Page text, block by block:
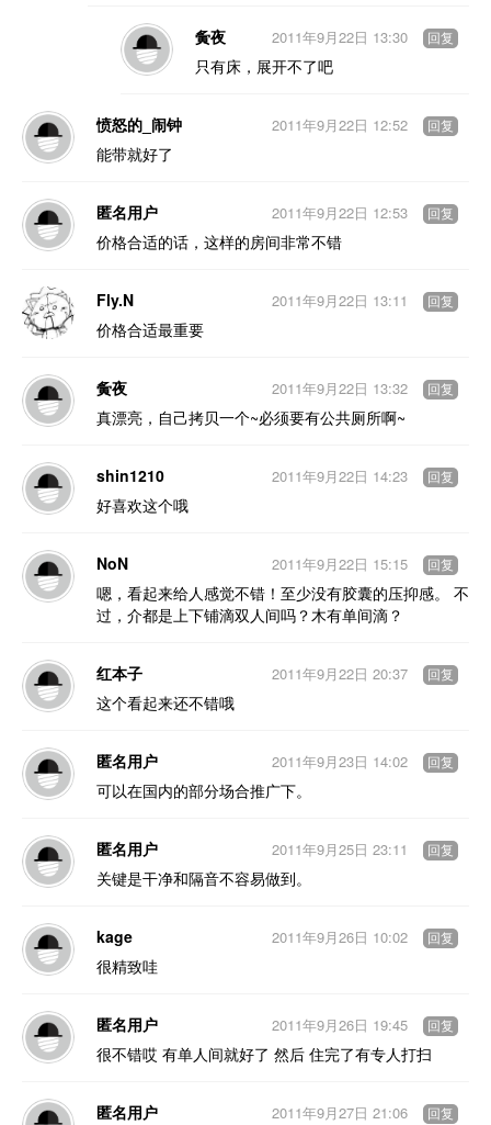
夤夜
只有床，展开不了吧
2011年9月22日 13:30 回复
愤怒的_闹钟
能带就好了
2011年9月22日 12:52 回复
匿名用户
价格合适的话，这样的房间非常不错
2011年9月22日 12:53 回复
Fly.N
价格合适最重要
2011年9月22日 13:11 回复
夤夜
真漂亮，自己拷贝一个~必须要有公共厕所啊~
2011年9月22日 13:32 回复
shin1210
好喜欢这个哦
2011年9月22日 14:23 回复
NoN
嗯，看起来给人感觉不错！至少没有胶囊的压抑感。 不
过，介都是上下铺滴双人间吗？木有单间滴？
2011年9月22日 15:15 回复
红本子
这个看起来还不错哦
2011年9月22日 20:37 回复
匿名用户
可以在国内的部分场合推广下。
2011年9月23日 14:02 回复
匿名用户
关键是干净和隔音不容易做到。
2011年9月25日 23:11 回复
kage
很精致哇
2011年9月26日 10:02 回复
匿名用户
很不错哎 有单人间就好了 然后 住完了有专人打扫
2011年9月26日 19:45 回复
匿名用户
2011年9月27日 21:06 回复